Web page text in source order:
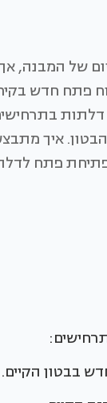
של המבנה,
פתח חדש
דלתות
איך
פתיחת פתח
בבטון הקיים.